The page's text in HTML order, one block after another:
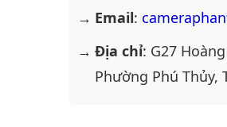
Email:
Địa chỉ: G27
Phường Phú Thủy,